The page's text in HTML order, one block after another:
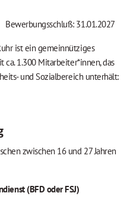
Nr. 240/2023
31.01.2027
ist ein gemeinnütziges
1.300 Mitarbeiter*innen, das
und Sozialbereich unterhält:
zwischen 16 und 27 Jahren
oder FSJ)